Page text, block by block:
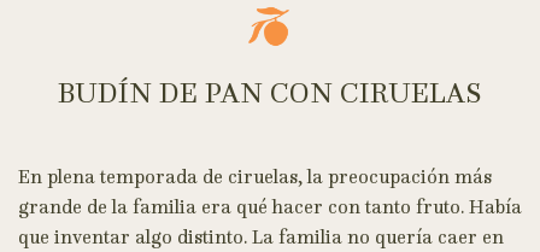
BUDÍN DE PAN CON CIRUELAS
En plena temporada de ciruelas, la preocupación más
grande de la familia era qué hacer con tanto fruto. Había
que inventar algo distinto. La familia no quería caer en